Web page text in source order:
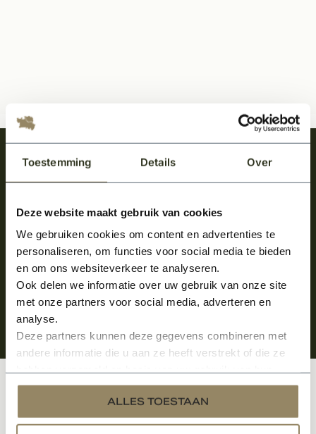
Toestemming Details Over
Deze website maakt gebruik van cookies
We gebruiken cookies om content en advertenties te
personaliseren, om functies voor social media te bieden
en om ons websiteverkeer te analyseren.
Ook delen we informatie over uw gebruik van onze site
met onze partners voor social media, adverteren en
analyse.
Deze partners kunnen deze gegevens combineren met
andere informatie die u aan ze heeft verstrekt of die ze
services.
ALLES TOESTAAN
Meld je aan en ontvang het laatste nieuws
over onze kempische bouwstijl!
Aanmelden voor de nieuwsbrief
Klantenservice